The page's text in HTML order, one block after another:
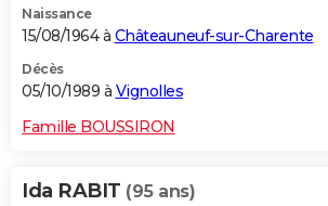
Naissance
15/08/1964 à Châteauneuf-sur-Charente
Décès
05/10/1989 à Vignolles
Famille BOUSSIRON
Ida RABIT (95 ans)